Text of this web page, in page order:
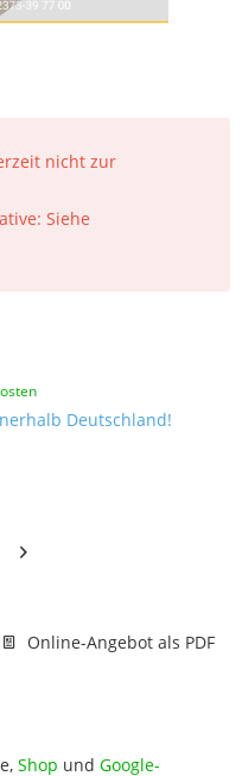
nicht zur
Siehe
Deutschland!
Online-Angebot als PDF
Shop und Google-